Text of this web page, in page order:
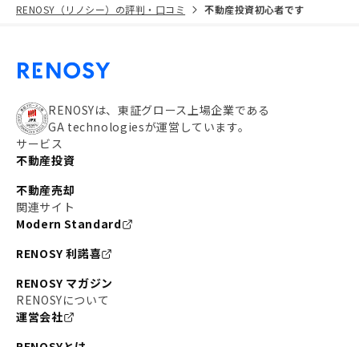
RENOSY（リノシー）の評判・口コミ
不動産投資初心者です
RENOSYは、東証グロース上場企業である
GA technologiesが運営しています。
サービス
不動産投資
不動産売却
関連サイト
Modern Standard
RENOSY 利諾喜
RENOSY マガジン
RENOSYについて
運営会社